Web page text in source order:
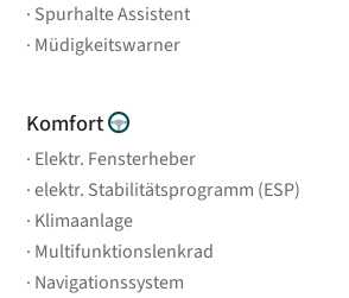
Spurhalte Assistent
Müdigkeitswarner
Komfort
Elektr. Fensterheber
elektr. Stabilitätsprogramm (ESP)
Klimaanlage
Multifunktionslenkrad
Navigationssystem